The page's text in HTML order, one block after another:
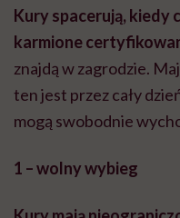
Kury spacerują, kiedy
karmione
znajdą w zagrodzie.
ten jest przez cały
mogą swobodnie
1 – wolny wybieg